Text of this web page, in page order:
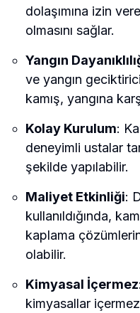
dolaşımına izin
olmasını sağlar.
Yangın
ve yangın
kamış, yangına
Kolay Kurulum:
deneyimli ustalar
şekilde yapılabilir.
Maliyet Etkinliği:
kullanıldığında,
kaplama
olabilir.
Kimyasal İçermez
kimyasallar